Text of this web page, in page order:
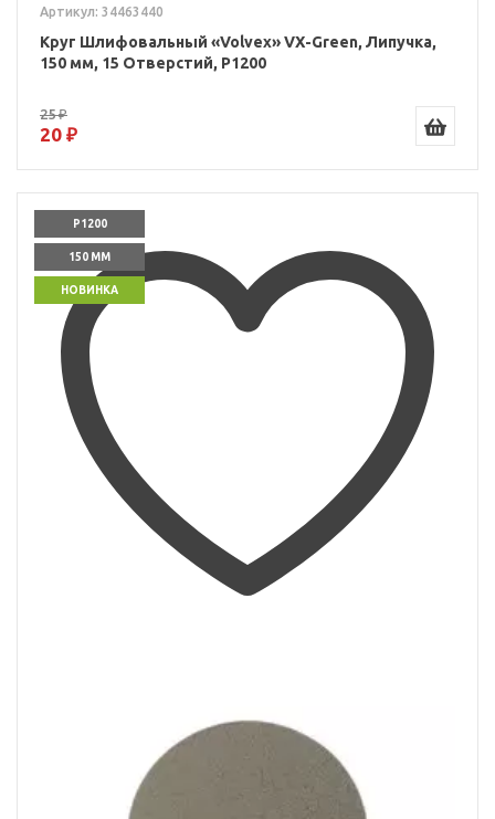
Артикул: 34463440
Круг Шлифовальный «Volvex» VX-Green, Липучка,
150 мм, 15 Отверстий, P1200
25 ₽
20 ₽
P1200
150 ММ
НОВИНКА